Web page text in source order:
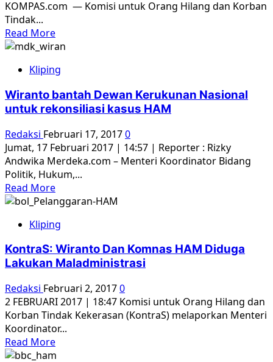
HAM
KOMPAS.com — Komisi untuk Orang Hilang dan Korban
Tindak...
Read MoreRead
more
Kontras
Wiranto
Plinplan
Pembentukan
Dewan
Kerukunan
Nasional
Kliping
Wiranto bantah Dewan Kerukunan Nasional
untuk rekonsiliasi kasus HAM
Redaksi Februari 17, 20170
Jumat, 17 Februari 2017 | 14:57 | Reporter : Rizky
Andwika Merdeka.com – Menteri Koordinator Bidang
Politik, Hukum,...
Read MoreRead
more
Wiranto
bantah
Dewan
Kerukunan
untuk
rekonsiliasi
kasus
HAM
Kliping
KontraS: Wiranto Dan Komnas HAM Diduga
Lakukan Maladministrasi
Redaksi Februari 2, 20170
2 FEBRUARI 2017 | 18:47 Komisi untuk Orang Hilang dan
Korban Tindak Kekerasan (KontraS) melaporkan Menteri
Koordinator...
Read MoreRead
more